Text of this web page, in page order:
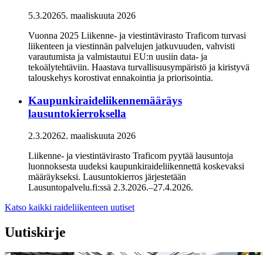
5.3.20265. maaliskuuta 2026
Vuonna 2025 Liikenne- ja viestintävirasto Traficom turvasi
liikenteen ja viestinnän palvelujen jatkuvuuden, vahvisti
varautumista ja valmistautui EU:n uusiin data- ja
tekoälytehtäviin. Haastava turvallisuusympäristö ja kiristyvä
talouskehys korostivat ennakointia ja priorisointia.
Kaupunkiraideliikennemääräys
lausuntokierroksella
2.3.20262. maaliskuuta 2026
Liikenne- ja viestintävirasto Traficom pyytää lausuntoja
luonnoksesta uudeksi kaupunkiraideliikennettä koskevaksi
määräykseksi. Lausuntokierros järjestetään
Lausuntopalvelu.fi:ssä 2.3.2026.–27.4.2026.
Katso kaikki raideliikenteen uutiset
Uutiskirje